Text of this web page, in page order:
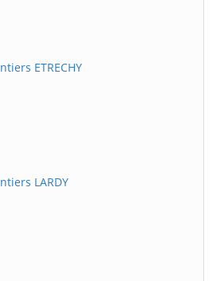
ETRECHY
LARDY